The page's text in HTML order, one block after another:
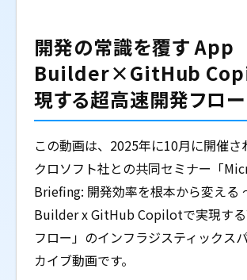
開発の常識を覆す App
Builder×GitHub
現する超高速開発フロー
この動画は、2025年に10月に開催さ
クロソフト社との共同セミナー「
Briefing: 開発効率を根本から変える
Builder x GitHub Copilotで実現する
フロー」のインフラジスティックス
カイブ動画です。